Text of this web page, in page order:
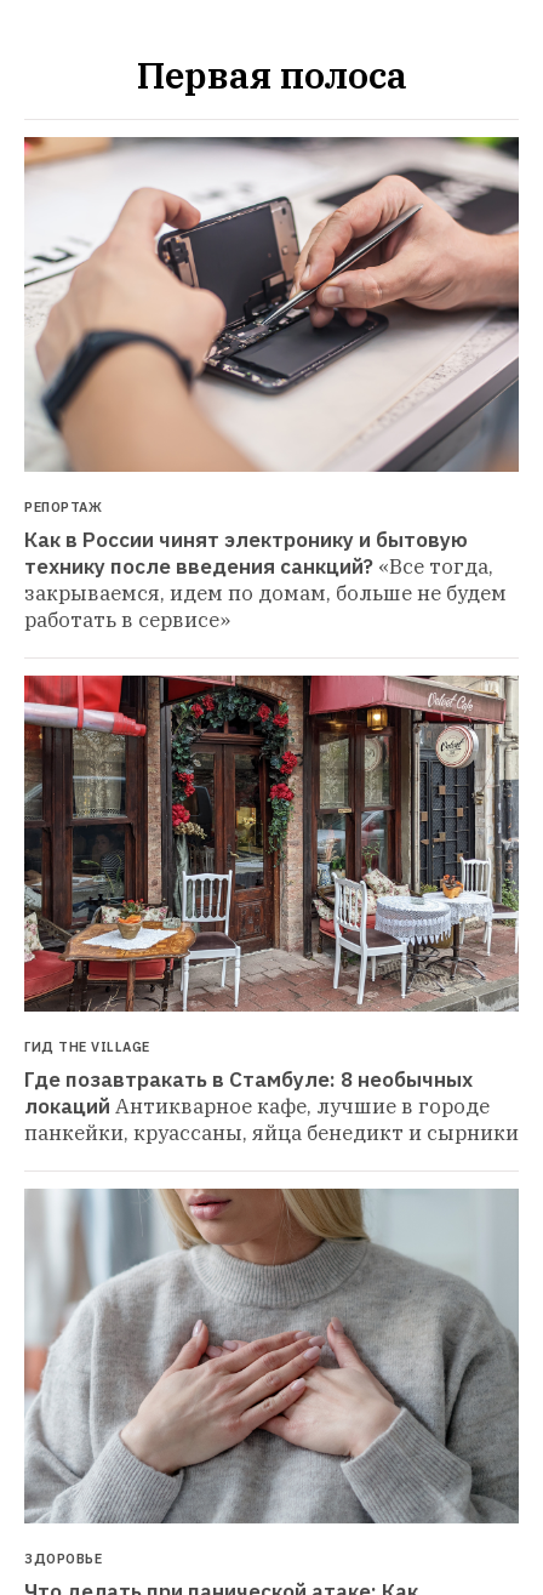
Первая полоса
РЕПОРТАЖ
Как в России чинят электронику и бытовую
технику после введения санкций? «Все тогда,
закрываемся, идем по домам, больше не будем
работать в сервисе»
ГИД THE VILLAGE
Где позавтракать в Стамбуле: 8 необычных
локаций Антикварное кафе, лучшие в городе
панкейки, круассаны, яйца бенедикт и сырники
ЗДОРОВЬЕ